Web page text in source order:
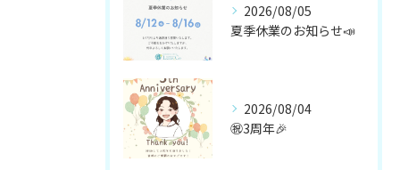
2026/08/05
夏季休業のお知らせ📣
2026/08/04
㊗️3周年🎉